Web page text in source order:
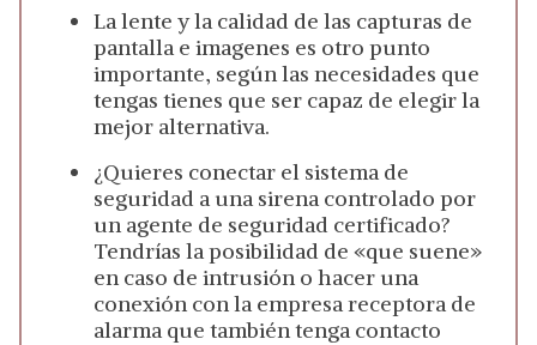
La lente y la calidad de las capturas de
pantalla e imagenes es otro punto
importante, según las necesidades que
tengas tienes que ser capaz de elegir la
mejor alternativa.
¿Quieres conectar el sistema de
seguridad a una sirena controlado por
un agente de seguridad certificado?
Tendrías la posibilidad de «que suene»
en caso de intrusión o hacer una
conexión con la empresa receptora de
alarma que también tenga contacto